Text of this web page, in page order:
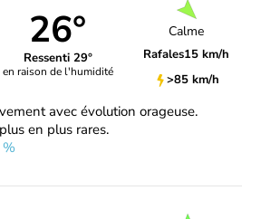
26°
Ressenti 29°
en raison de l'humidité
Calme
Rafales15 km/h
>85 km/h
avec évolution orageuse.
en plus rares.